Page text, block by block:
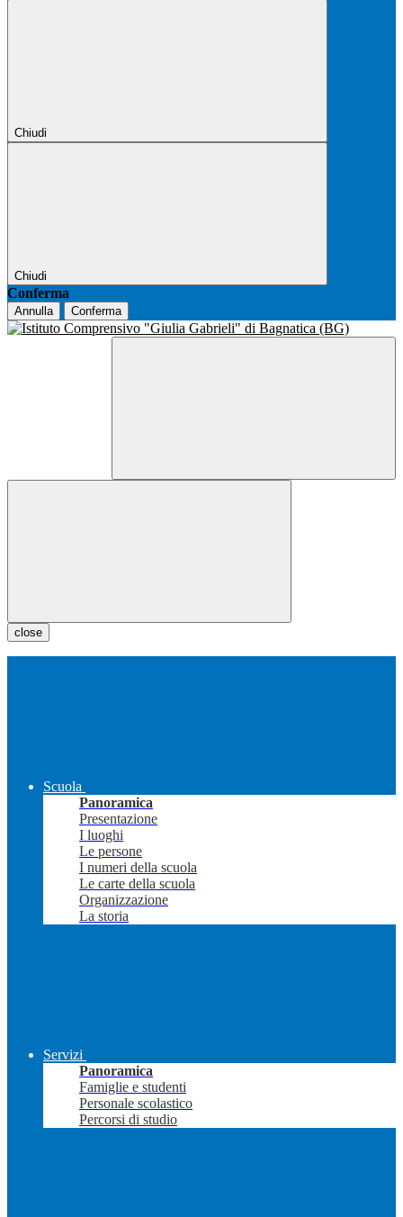
Chiudi
Chiudi
Conferma
Annulla Conferma
close
Scuola
Panoramica
Presentazione
I luoghi
Le persone
I numeri della scuola
Le carte della scuola
Organizzazione
La storia
Servizi
Panoramica
Famiglie e studenti
Personale scolastico
Percorsi di studio